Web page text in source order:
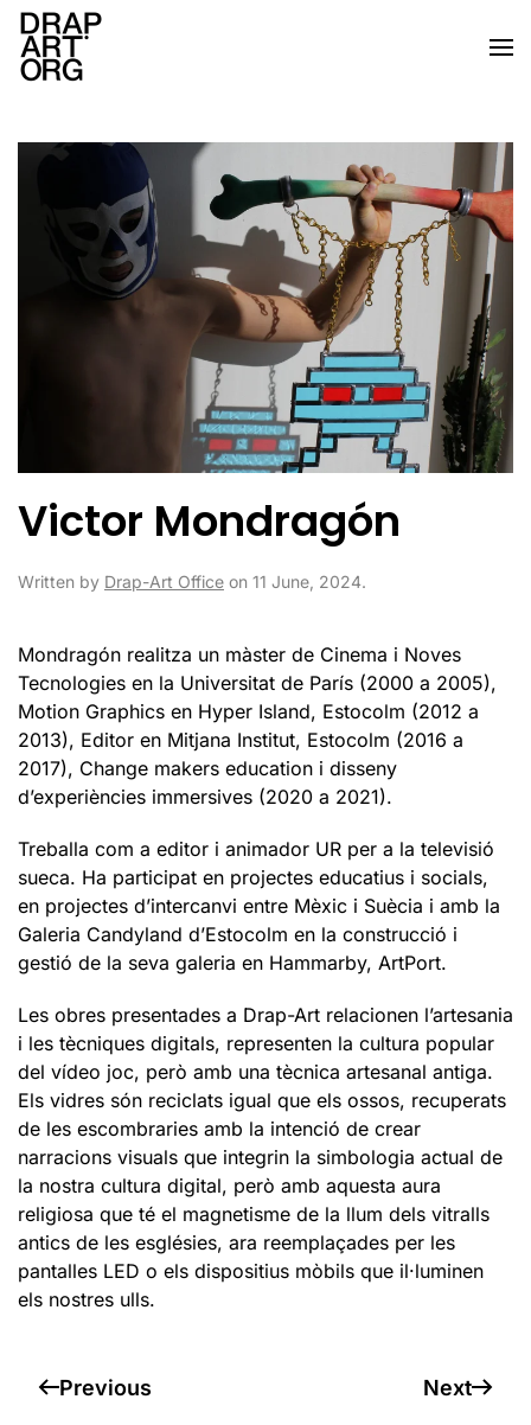
Skip to main content
Victor Mondragón
Written by Drap-Art Office on 11 June, 2024.
Mondragón realitza un màster de Cinema i Noves
Tecnologies en la Universitat de París (2000 a 2005),
Motion Graphics en Hyper Island, Estocolm (2012 a
2013), Editor en Mitjana Institut, Estocolm (2016 a
2017), Change makers education i disseny
d’experiències immersives (2020 a 2021).
Treballa com a editor i animador UR per a la televisió
sueca. Ha participat en projectes educatius i socials,
en projectes d’intercanvi entre Mèxic i Suècia i amb la
Galeria Candyland d’Estocolm en la construcció i
gestió de la seva galeria en Hammarby, ArtPort.
Les obres presentades a Drap-Art relacionen l’artesania
i les tècniques digitals, representen la cultura popular
del vídeo joc, però amb una tècnica artesanal antiga.
Els vidres són reciclats igual que els ossos, recuperats
de les escombraries amb la intenció de crear
narracions visuals que integrin la simbologia actual de
la nostra cultura digital, però amb aquesta aura
religiosa que té el magnetisme de la llum dels vitralls
antics de les esglésies, ara reemplaçades per les
pantalles LED o els dispositius mòbils que il·luminen
els nostres ulls.
Previous Next